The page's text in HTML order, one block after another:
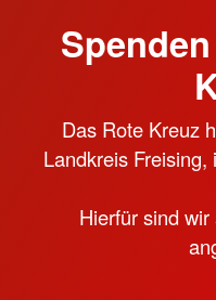
Das Rote Kreuz
Landkreis
Hierfür sind